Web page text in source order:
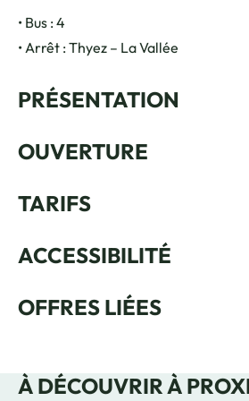
• Bus : 4
• Arrêt : Thyez – La Vallée
PRÉSENTATION
OUVERTURE
TARIFS
ACCESSIBILITÉ
OFFRES LIÉES
À DÉCOUVRIR À